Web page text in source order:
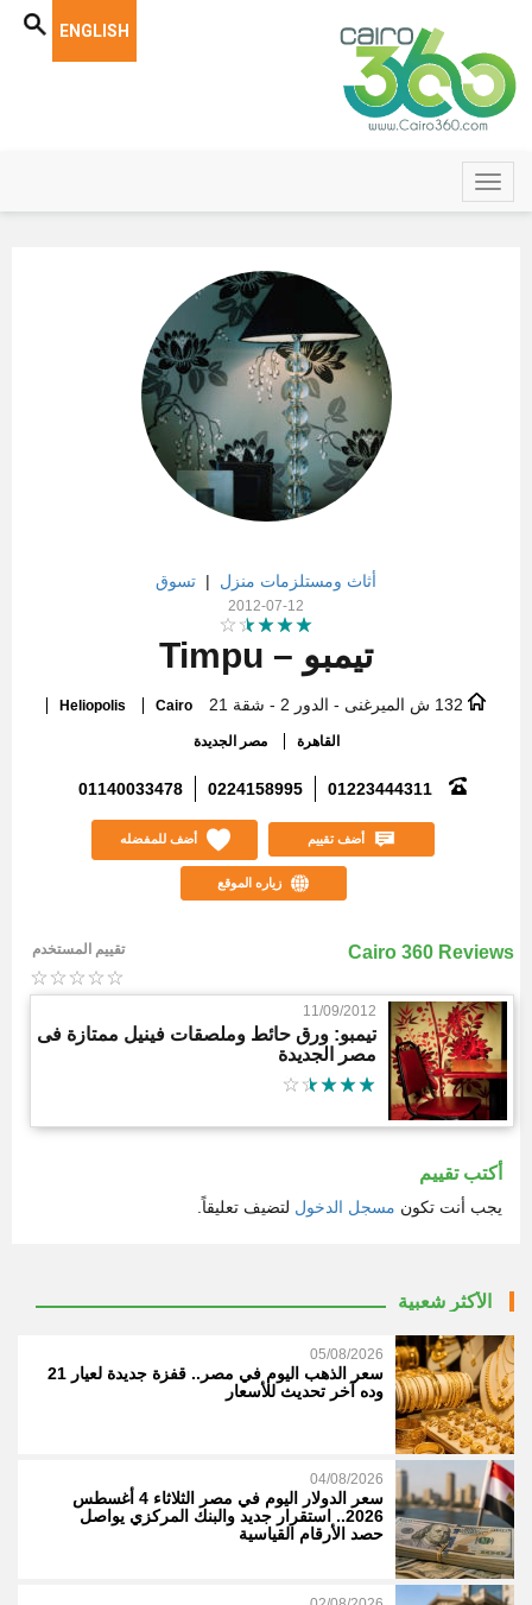
ENGLISH
أثاث ومستلزمات منزل | تسوق
2012-07-12
تيمبو – Timpu
Cairo
Heliopolis
القاهرة مصر الجديدة
01223444311
0224158995
01140033478
أضف تقييم أضف للمفضله
زياره الموقع
Cairo 360 Reviews تقييم المستخدم
11/09/2012
تيمبو: ورق حائط وملصقات فينيل ممتازة فى
مصر الجديدة
أكتب تقييم
يجب أنت تكون مسجل الدخول لتضيف تعليقاً.
الأكثر شعبية
05/08/2026
سعر الذهب اليوم في مصر.. قفزة جديدة لعيار 21
وده آخر تحديث للأسعار
04/08/2026
سعر الدولار اليوم في مصر الثلاثاء 4 أغسطس
2026.. استقرار جديد والبنك المركزي يواصل
حصد الأرقام القياسية